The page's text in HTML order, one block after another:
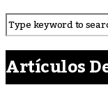
Artículos